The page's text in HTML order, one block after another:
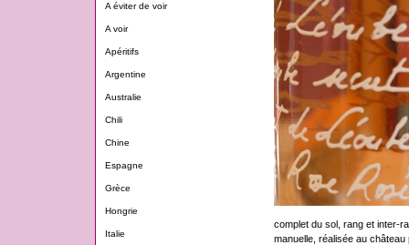
A éviter de voir
A voir
Apéritifs
Argentine
Australie
Chili
Chine
Espagne
Grèce
Hongrie
Italie
complet du sol, rang et inter-
manuelle, réalisée au